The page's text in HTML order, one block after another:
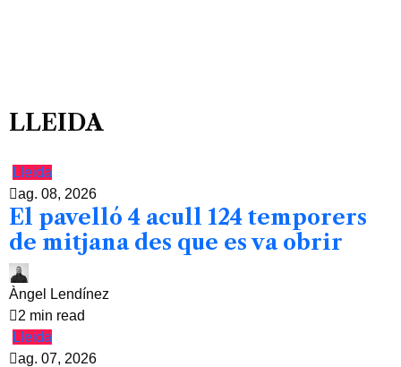
LLEIDA
Lleida
ag. 08, 2026
El pavelló 4 acull 124 temporers
de mitjana des que es va obrir
Àngel Lendínez
2 min read
Lleida
ag. 07, 2026